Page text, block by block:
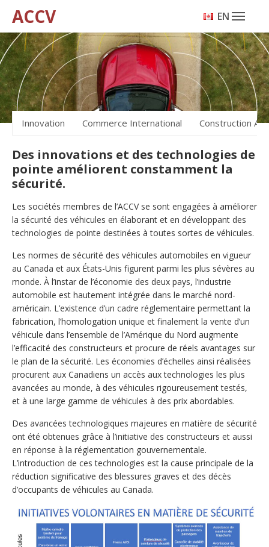
ACCV ENGLISH
Innovation Commerce International Construction
Des innovations et des technologies de
pointe améliorent constamment la
sécurité.
Les sociétés membres de l’ACCV se sont engagées à améliorer
la sécurité des véhicules en élaborant et en développant des
technologies de pointe destinées à toutes sortes de véhicules.
Les normes de sécurité des véhicules automobiles en vigueur
au Canada et aux États-Unis figurent parmi les plus sévères au
monde. À l’instar de l’économie des deux pays, l’industrie
automobile est hautement intégrée dans le marché nord-
américain. L’existence d’un cadre réglementaire permettant la
fabrication, l’homologation unique et finalement la vente d’un
véhicule dans l’ensemble de l’Amérique du Nord augmente
l’efficacité des constructeurs et procure de réels avantages sur
le plan de la sécurité. Les économies d’échelles ainsi réalisées
procurent aux Canadiens un accès aux technologies les plus
avancées au monde, à des véhicules rigoureusement testés,
et à une large gamme de véhicules à des prix abordables.
Des avancées technologiques majeures en matière de sécurité
ont été obtenues grâce à l’initiative des constructeurs et aussi
en réponse à la réglementation gouvernementale.
L’introduction de ces technologies est la cause principale de la
réduction significative des blessures graves et des décès
d’occupants de véhicules au Canada.